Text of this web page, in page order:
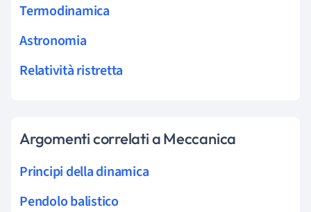
Termodinamica
Astronomia
Relatività ristretta
Argomenti correlati a Meccanica
Principi della dinamica
Pendolo balistico